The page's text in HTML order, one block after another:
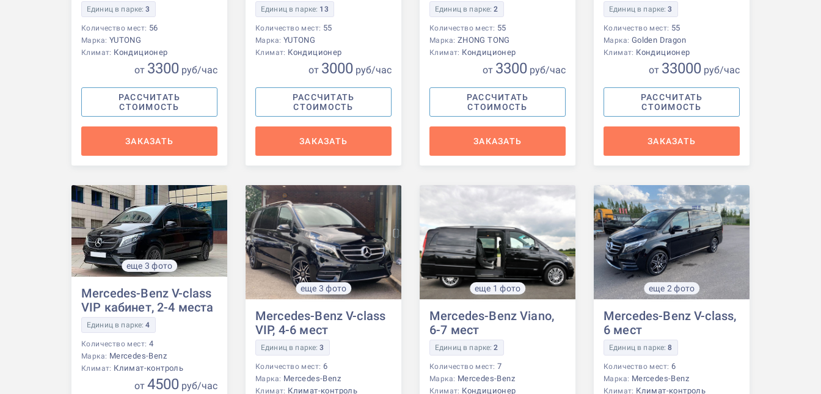
Единиц в парке:3
Количество мест: 56
Марка: YUTONG
Климат: Кондиционер
от 3300 руб/час
РАССЧИТАТЬ
СТОИМОСТЬ
ЗАКАЗАТЬ
Единиц в парке: 13
Количество мест: 55
Марка: YUTONG
Климат: Кондиционер
от 3000 руб/час
РАССЧИТАТЬ
СТОИМОСТЬ
ЗАКАЗАТЬ
Единиц в парке:2
Количество мест: 55
Марка: ZHONG TONG
Климат: Кондиционер
от 3300 руб/час
РАССЧИТАТЬ
СТОИМОСТЬ
ЗАКАЗАТЬ
Единиц в парке:3
Количество мест: 55
Марка: Golden Dragon
Климат: Кондиционер
от 33000 руб/час
РАССЧИТАТЬ
СТОИМОСТЬ
ЗАКАЗАТЬ
еще 3 фото
Mercedes-Benz V-class
VIP кабинет, 2-4 места
Единиц в парке:4
Количество мест: 4
Марка: Mercedes-Benz
Климат: Климат-контроль
от 4500 руб/час
еще 3 фото
Mercedes-Benz V-class
VIP, 4-6 мест
Единиц в парке:3
Количество мест: 6
Марка: Mercedes-Benz
Климат: Климат-контроль
еще 1 фото
Mercedes-Benz Viano,
6-7 мест
Единиц в парке:2
Количество мест: 7
Марка: Mercedes-Benz
Климат: Кондиционер
еще 2 фото
Mercedes-Benz V-class,
6 мест
Единиц в парке:8
Количество мест: 6
Марка: Mercedes-Benz
Климат: Климат-контроль